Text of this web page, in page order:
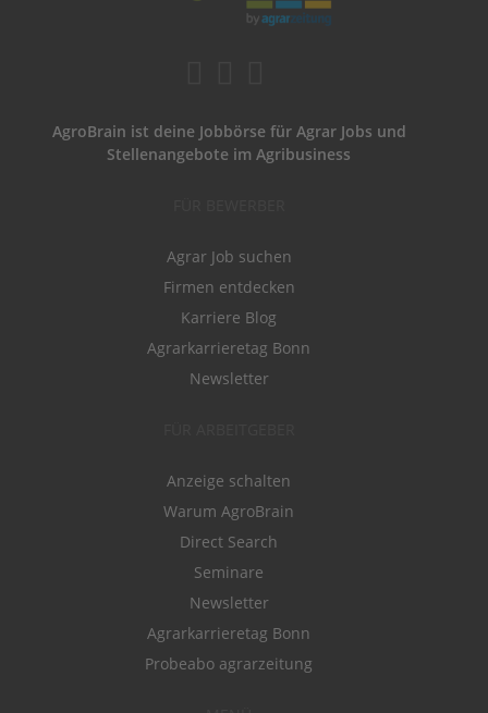
AgroBrain ist deine Jobbörse für Agrar Jobs und
Stellenangebote im Agribusiness
Agrar Job suchen
Firmen entdecken
Karriere Blog
Agrarkarrieretag Bonn
Newsletter
Anzeige schalten
Warum AgroBrain
Direct Search
Seminare
Newsletter
Agrarkarrieretag Bonn
Probeabo agrarzeitung